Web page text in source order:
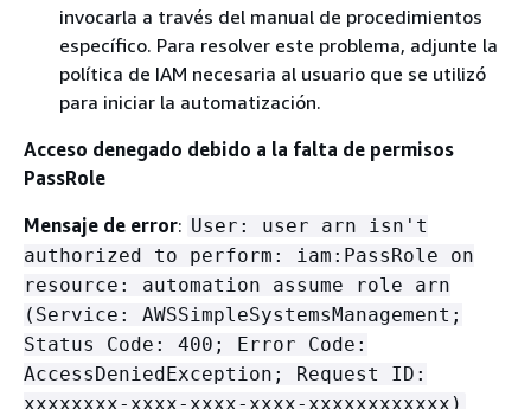
invocarla a través del manual de procedimientos
específico. Para resolver este problema, adjunte la
política de IAM necesaria al usuario que se utilizó
para iniciar la automatización.
Acceso denegado debido a la falta de permisos
PassRole
Mensaje de error: User: user arn isn't
authorized to perform: iam:PassRole on
resource: automation assume role arn
(Service: AWSSimpleSystemsManagement;
Status Code: 400; Error Code:
AccessDeniedException; Request ID:
xxxxxxxx-xxxx-xxxx-xxxx-xxxxxxxxxxxx)